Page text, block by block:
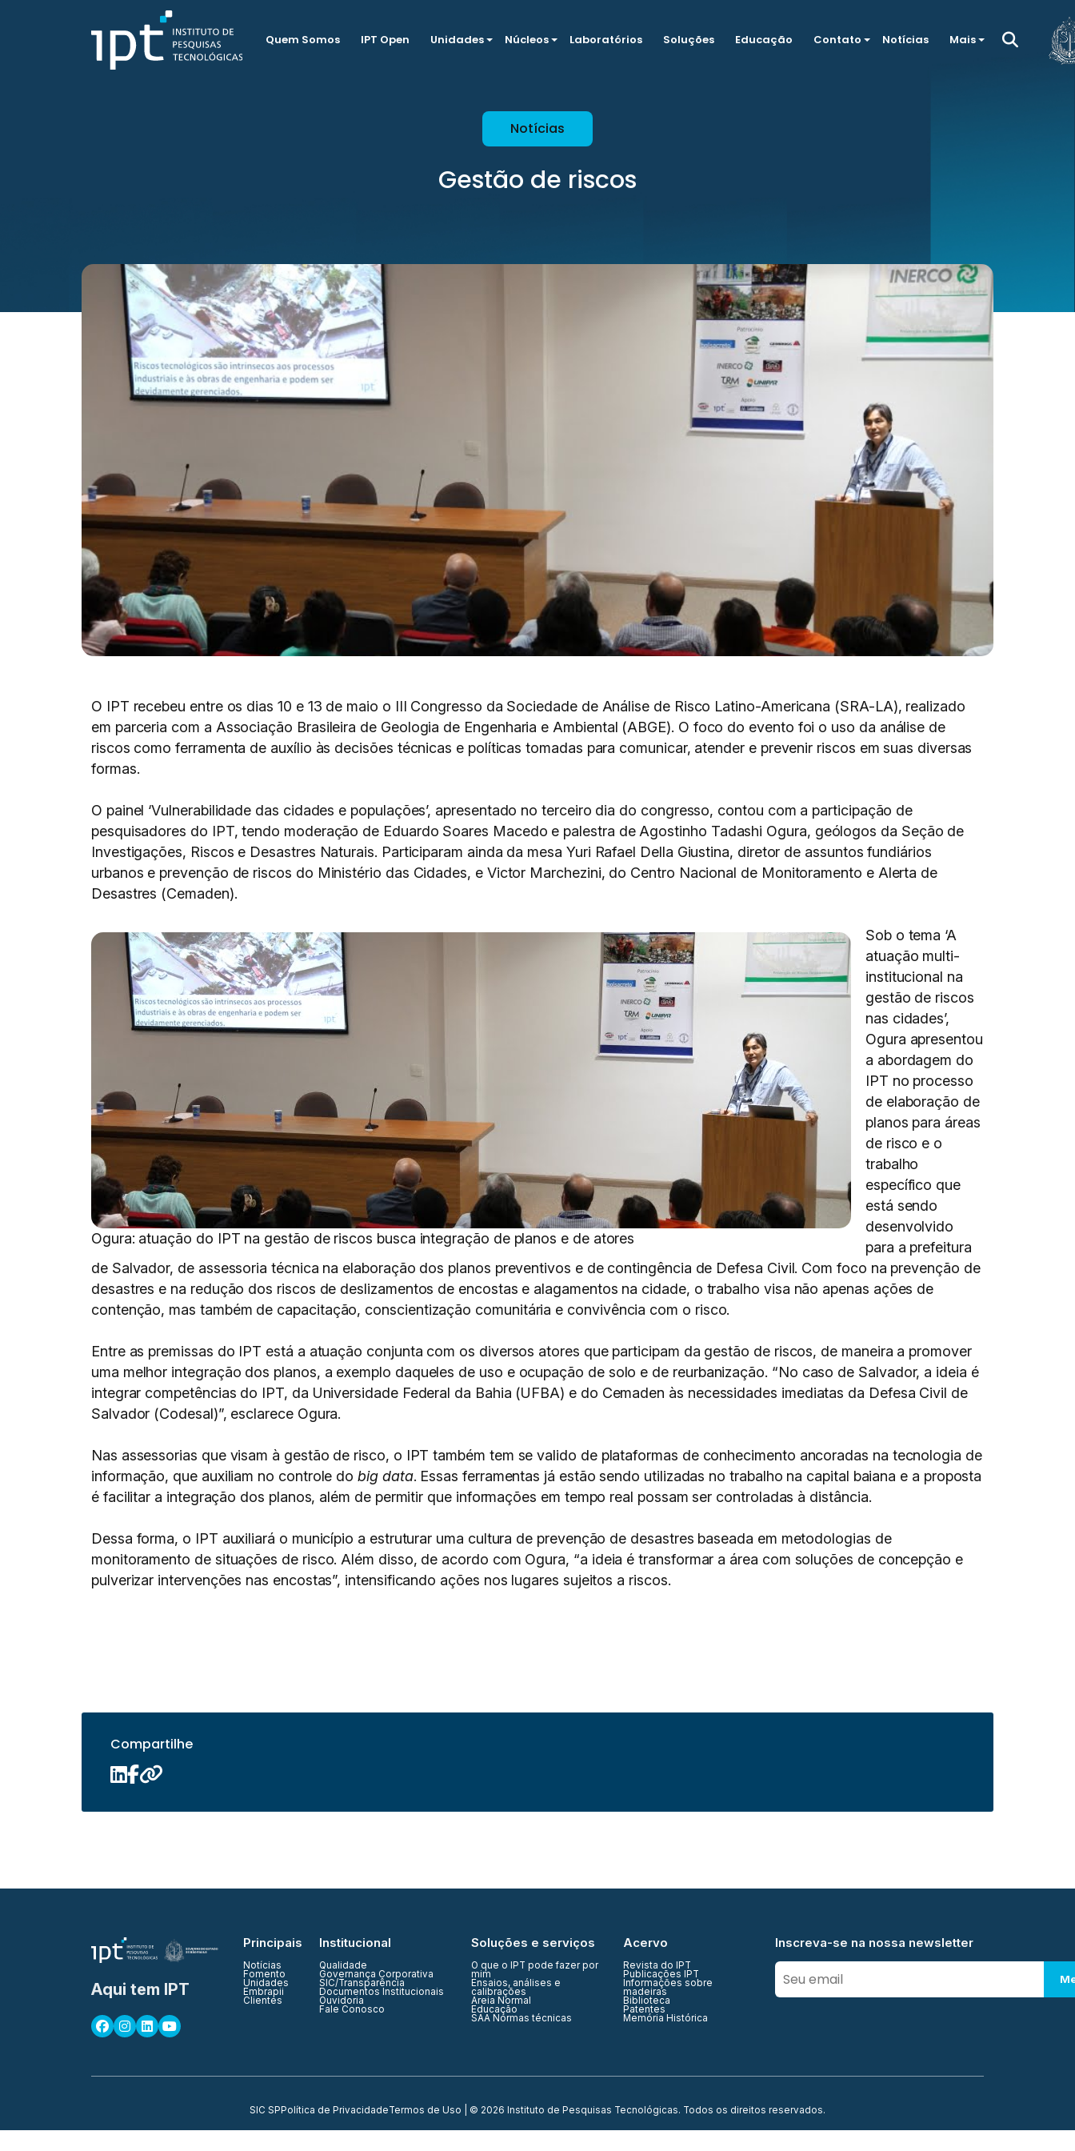
Quem Somos IPT Open Unidades Núcleos Laboratórios Soluções Educação Contato Notícias Mais
Notícias
Gestão de riscos
O IPT recebeu entre os dias 10 e 13 de maio o III Congresso da Sociedade de Análise de Risco Latino-Americana (SRA-LA), realizado
em parceria com a Associação Brasileira de Geologia de Engenharia e Ambiental (ABGE). O foco do evento foi o uso da análise de
riscos como ferramenta de auxílio às decisões técnicas e políticas tomadas para comunicar, atender e prevenir riscos em suas diversas
formas.
O painel ‘Vulnerabilidade das cidades e populações’, apresentado no terceiro dia do congresso, contou com a participação de
pesquisadores do IPT, tendo moderação de Eduardo Soares Macedo e palestra de Agostinho Tadashi Ogura, geólogos da Seção de
Investigações, Riscos e Desastres Naturais. Participaram ainda da mesa Yuri Rafael Della Giustina, diretor de assuntos fundiários
urbanos e prevenção de riscos do Ministério das Cidades, e Victor Marchezini, do Centro Nacional de Monitoramento e Alerta de
Desastres (Cemaden).
Ogura: atuação do IPT na gestão de riscos busca integração de planos e de atores
Sob o tema ‘A
atuação multi-
institucional na
gestão de riscos
nas cidades’,
Ogura apresentou
a abordagem do
IPT no processo
de elaboração de
planos para áreas
de risco e o
trabalho
específico que
está sendo
desenvolvido
para a prefeitura
de Salvador, de assessoria técnica na elaboração dos planos preventivos e de contingência de Defesa Civil. Com foco na prevenção de
desastres e na redução dos riscos de deslizamentos de encostas e alagamentos na cidade, o trabalho visa não apenas ações de
contenção, mas também de capacitação, conscientização comunitária e convivência com o risco.
Entre as premissas do IPT está a atuação conjunta com os diversos atores que participam da gestão de riscos, de maneira a promover
uma melhor integração dos planos, a exemplo daqueles de uso e ocupação de solo e de reurbanização. “No caso de Salvador, a ideia é
integrar competências do IPT, da Universidade Federal da Bahia (UFBA) e do Cemaden às necessidades imediatas da Defesa Civil de
Salvador (Codesal)”, esclarece Ogura.
Nas assessorias que visam à gestão de risco, o IPT também tem se valido de plataformas de conhecimento ancoradas na tecnologia de
informação, que auxiliam no controle dobig data. Essas ferramentas já estão sendo utilizadas no trabalho na capital baiana e a proposta
é facilitar a integração dos planos, além de permitir que informações em tempo real possam ser controladas à distância.
Dessa forma, o IPT auxiliará o município a estruturar uma cultura de prevenção de desastres baseada em metodologias de
monitoramento de situações de risco. Além disso, de acordo com Ogura, “a ideia é transformar a área com soluções de concepção e
pulverizar intervenções nas encostas”, intensificando ações nos lugares sujeitos a riscos.
Compartilhe
Aqui tem IPT
Principais
Notícias
Fomento
Unidades
Embrapii
Clientes
Institucional
Qualidade
Governança Corporativa
SIC/Transparência
Documentos Institucionais
Ouvidoria
Fale Conosco
Soluções e serviços
O que o IPT pode fazer por
mim
Ensaios, análises e
calibrações
Areia Normal
Educação
SAA Normas técnicas
Acervo
Revista do IPT
Publicações IPT
Informações sobre
madeiras
Biblioteca
Patentes
Memória Histórica
Inscreva-se na nossa newsletter
SIC SPPolítica de PrivacidadeTermos de Uso | © 2026 Instituto de Pesquisas Tecnológicas. Todos os direitos reservados.